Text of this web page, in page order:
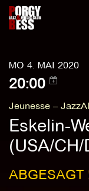
MO 4. MAI 2020
20:00
Jeunesse –
Eskelin-
(USA/CH/
ABGESAGT